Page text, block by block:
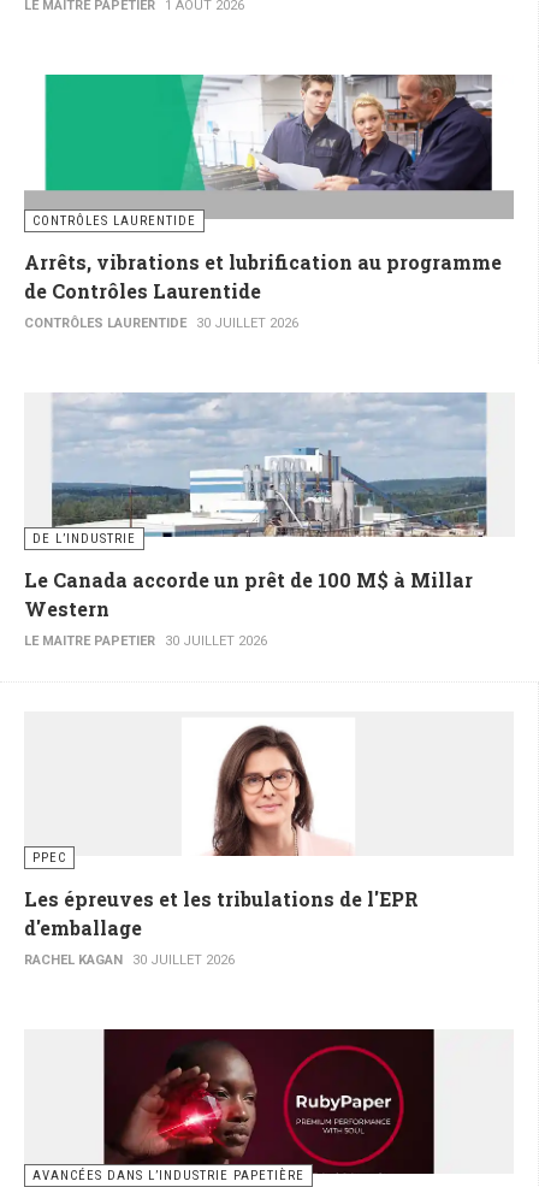
LE MAITRE PAPETIER 1 AOÛT 2026
CONTRÔLES LAURENTIDE
Arrêts, vibrations et lubrification au programme
de Contrôles Laurentide
CONTRÔLES LAURENTIDE 30 JUILLET 2026
DE L’INDUSTRIE
Le Canada accorde un prêt de 100 M$ à Millar
Western
LE MAITRE PAPETIER 30 JUILLET 2026
PPEC
Les épreuves et les tribulations de l'EPR
d'emballage
RACHEL KAGAN 30 JUILLET 2026
AVANCÉES DANS L’INDUSTRIE PAPETIÈRE